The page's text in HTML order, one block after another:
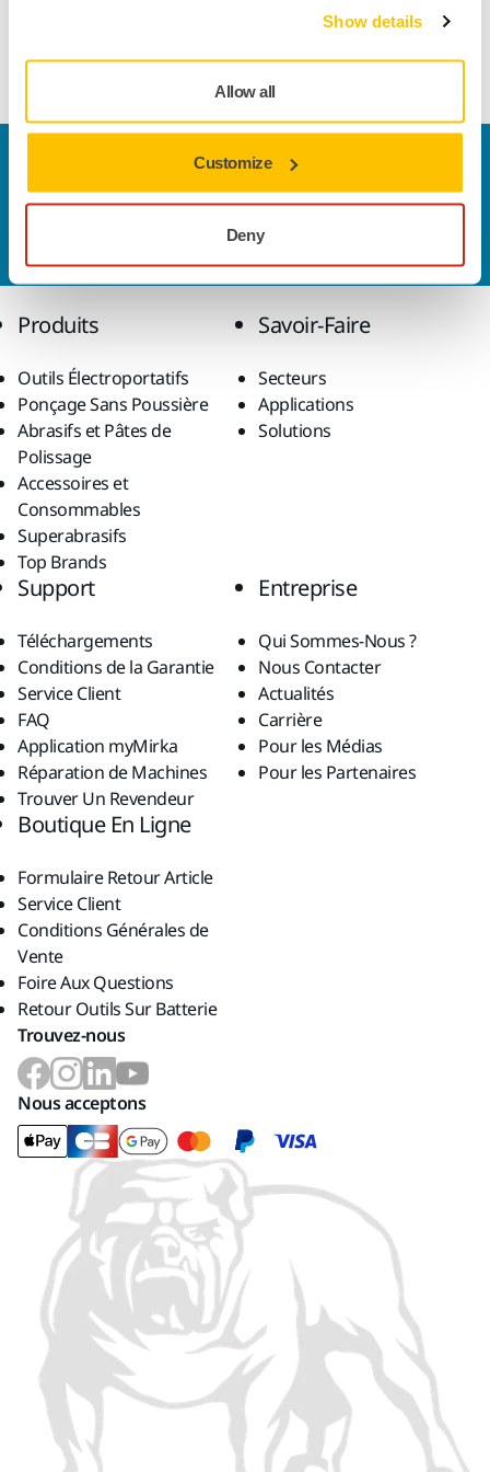
Show details
Allow all
Customize
Deny
Kit d'étiquettes pour DEROS II 650 220-240V
Vous souhaitez en savoir plus ?Prenez contact avec
Produits
Outils Électroportatifs
Ponçage Sans Poussière
Abrasifs et Pâtes de
Polissage
Accessoires et
Consommables
Superabrasifs
Top Brands
Savoir-Faire
Secteurs
Applications
Solutions
Support
Téléchargements
Conditions de la Garantie
Service Client
FAQ
Application myMirka
Réparation de Machines
Trouver Un Revendeur
Entreprise
Qui Sommes-Nous ?
Nous Contacter
Actualités
Carrière
Pour les Médias
Pour les Partenaires
Boutique En Ligne
Formulaire Retour Article
Service Client
Conditions Générales de
Vente
Foire Aux Questions
Retour Outils Sur Batterie
Trouvez-nous
Nous acceptons